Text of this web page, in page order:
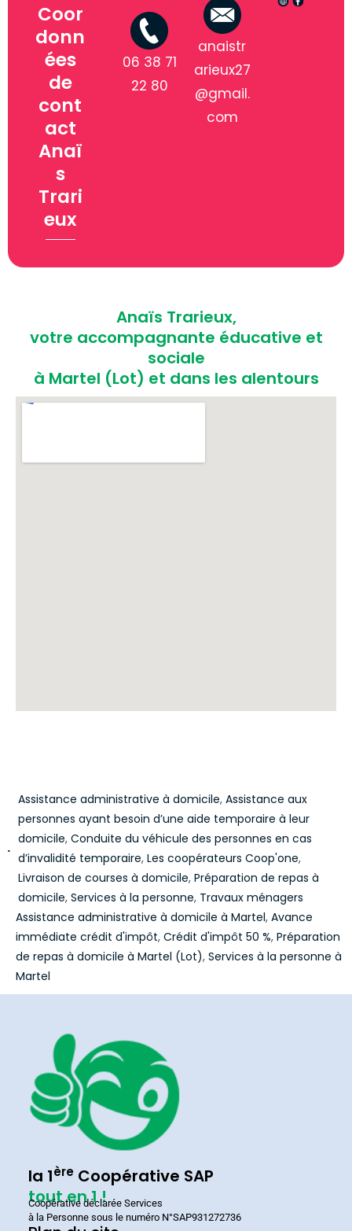
Coor
donn
ées
de
cont
act
Anaï
s
Trari
eux
06 38 71
22 80
anaistr
arieux27
@gmail.
com
Anaïs Trarieux,
votre accompagnante éducative et
sociale
à Martel (Lot) et dans les alentours
Assistance administrative à domicile, Assistance aux
personnes ayant besoin d’une aide temporaire à leur
domicile, Conduite du véhicule des personnes en cas
d’invalidité temporaire, Les coopérateurs Coop'one,
Livraison de courses à domicile, Préparation de repas à
domicile, Services à la personne, Travaux ménagers
Assistance administrative à domicile à Martel, Avance
immédiate crédit d'impôt, Crédit d'impôt 50 %, Préparation
de repas à domicile à Martel (Lot), Services à la personne à
Martel
la 1ère Coopérative SAP
tout en 1 !
Coopérative déclarée Services
à la Personne sous le numéro N°SAP931272736